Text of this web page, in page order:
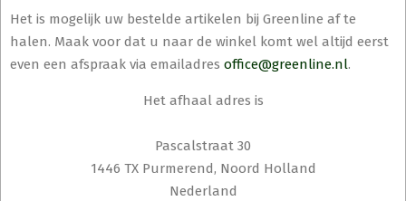
Het is mogelijk uw bestelde artikelen bij Greenline af te
halen. Maak voor dat u naar de winkel komt wel altijd eerst
even een afspraak via emailadres office@greenline.nl.
Het afhaal adres is
Pascalstraat 30
1446 TX Purmerend, Noord Holland
Nederland